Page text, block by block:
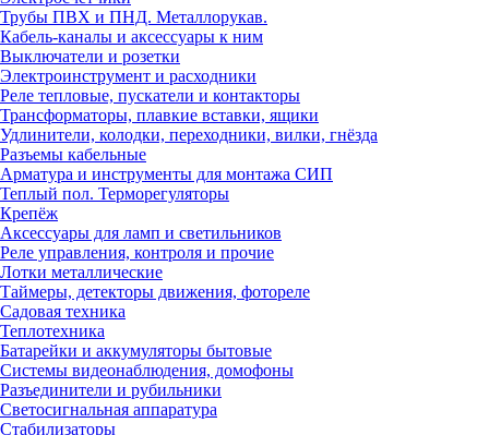
Трубы ПВХ и ПНД. Металлорукав.
Кабель-каналы и аксессуары к ним
Выключатели и розетки
Электроинструмент и расходники
Реле тепловые, пускатели и контакторы
Трансформаторы, плавкие вставки, ящики
Удлинители, колодки, переходники, вилки, гнёзда
Разъемы кабельные
Арматура и инструменты для монтажа СИП
Теплый пол. Терморегуляторы
Крепёж
Аксессуары для ламп и светильников
Реле управления, контроля и прочие
Лотки металлические
Таймеры, детекторы движения, фотореле
Садовая техника
Теплотехника
Батарейки и аккумуляторы бытовые
Системы видеонаблюдения, домофоны
Разъединители и рубильники
Светосигнальная аппаратура
Стабилизаторы